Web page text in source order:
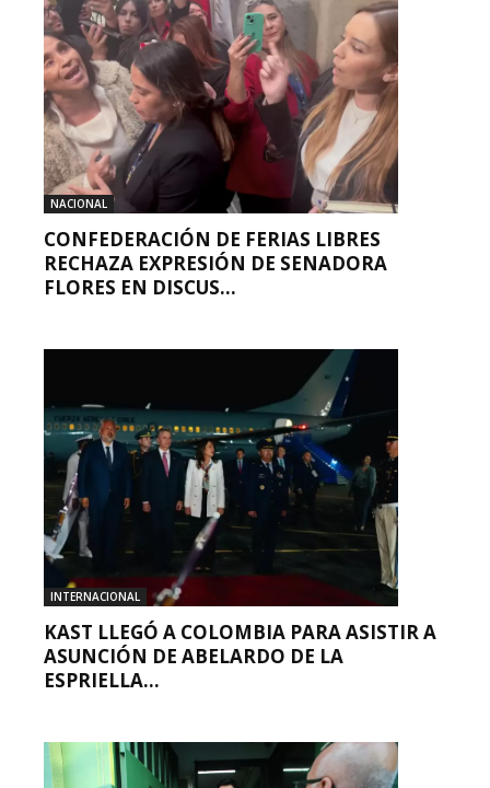
NACIONAL
CONFEDERACIÓN DE FERIAS LIBRES
RECHAZA EXPRESIÓN DE SENADORA
FLORES EN DISCUS...
INTERNACIONAL
KAST LLEGÓ A COLOMBIA PARA ASISTIR A
ASUNCIÓN DE ABELARDO DE LA
ESPRIELLA...